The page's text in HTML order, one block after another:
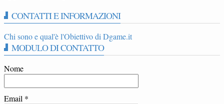
CONTATTI E INFORMAZIONI
Chi sono e qual'è l'Obiettivo di Dgame.it
MODULO DI CONTATTO
Nome
Email *